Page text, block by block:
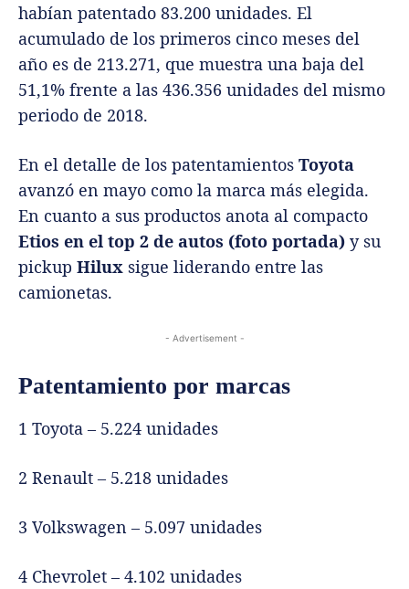
habían patentado 83.200 unidades. El
acumulado de los primeros cinco meses del
año es de 213.271, que muestra una baja del
51,1% frente a las 436.356 unidades del mismo
periodo de 2018.
En el detalle de los patentamientos Toyota
avanzó en mayo como la marca más elegida.
En cuanto a sus productos anota al compacto
Etios en el top 2 de autos (foto portada) y su
pickup Hilux sigue liderando entre las
camionetas.
- Advertisement -
Patentamiento por marcas
1 Toyota – 5.224 unidades
2 Renault – 5.218 unidades
3 Volkswagen – 5.097 unidades
4 Chevrolet – 4.102 unidades